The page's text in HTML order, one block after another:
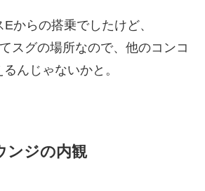
からの搭乗でしたけど、
スグの場所なので、他のコンコ
んじゃないかと。
ンジの内観